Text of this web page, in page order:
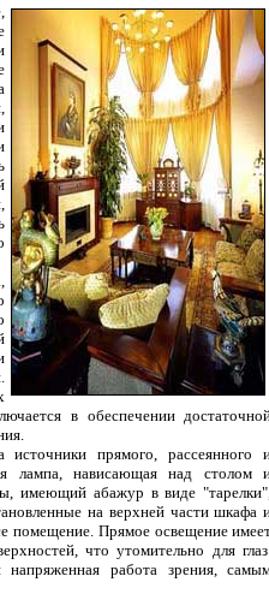
в обеспечении
прямого, рассеянного
лампа, нависающая над столом
имеющий абажур в виде "тарелки",
на верхней части шкафа
помещение. Прямое освещение
что утомительно для глаз.
работа зрения,